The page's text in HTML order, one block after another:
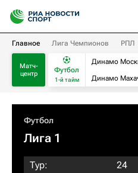
Главное Лига Чемпионов РПЛ
Матч-
центр
Футбол
1-й тайм
Динамо
Динамо
Футбол
Лига 1
Тур:
24